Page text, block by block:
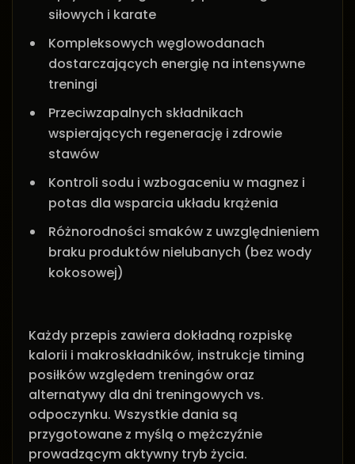
siłowych i karate
Kompleksowych węglowodanach
dostarczających energię na intensywne
treningi
Przeciwzapalnych składnikach
wspierających regenerację i zdrowie
stawów
Kontroli sodu i wzbogaceniu w magnez i
potas dla wsparcia układu krążenia
Różnorodności smaków z uwzględnieniem
braku produktów nielubanych (bez wody
kokosowej)
Każdy przepis zawiera dokładną rozpiskę
kalorii i makroskładników, instrukcje timing
posiłków względem treningów oraz
alternatywy dla dni treningowych vs.
odpoczynku. Wszystkie dania są
przygotowane z myślą o mężczyźnie
prowadzącym aktywny tryb życia.